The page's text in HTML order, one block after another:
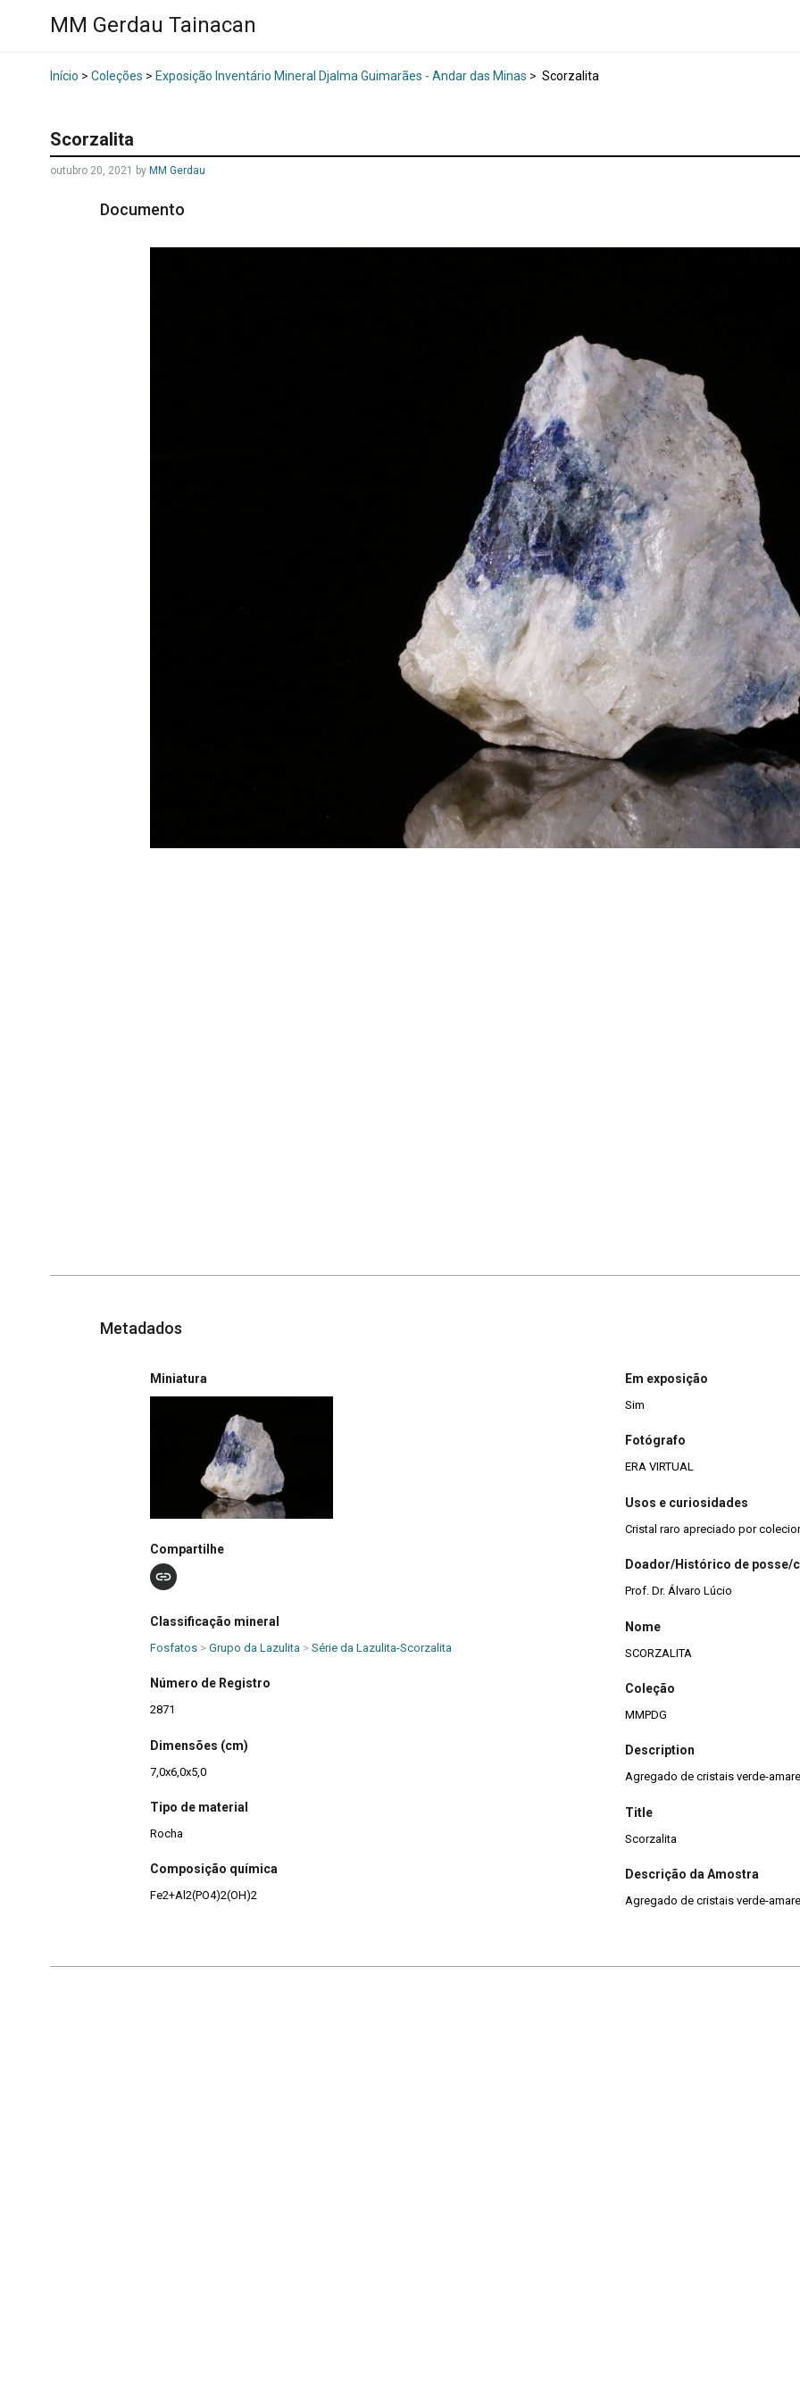
MM Gerdau Tainacan
Início > Coleções > Exposição Inventário Mineral Djalma Guimarães - Andar das Minas > Scorzalita
Scorzalita
outubro 20, 2021 by MM Gerdau
Documento
Metadados
Miniatura
Compartilhe
Classificação mineral
Fosfatos > Grupo da Lazulita > Série da Lazulita-Scorzalita
Número de Registro
2871
Dimensões (cm)
7,0x6,0x5,0
Tipo de material
Rocha
Composição química
Fe2+Al2(PO4)2(OH)2
Em exposição
Sim
Fotógrafo
ERA VIRTUAL
Usos e curiosidades
Cristal raro apreciado por
Doador/Histórico de posse/
Prof. Dr. Álvaro Lúcio
Nome
SCORZALITA
Coleção
MMPDG
Description
Agregado de cristais verde-
Title
Scorzalita
Descrição da Amostra
Agregado de cristais verde-